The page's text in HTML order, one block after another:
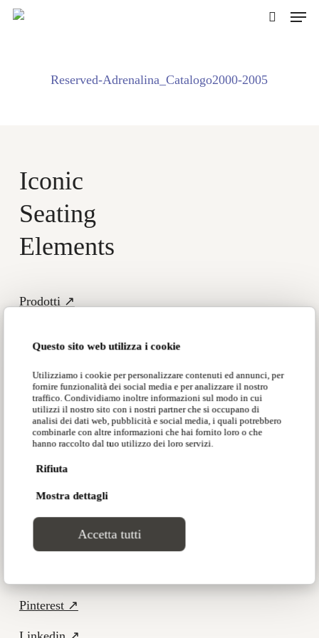
Questo sito web utilizza i cookie
Utilizziamo i cookie per personalizzare contenuti ed annunci, per
fornire funzionalità dei social media e per analizzare il nostro
traffico. Condividiamo inoltre informazioni sul modo in cui
utilizzi il nostro sito con i nostri partner che si occupano di
analisi dei dati web, pubblicità e social media, i quali potrebbero
combinarle con altre informazioni che hai fornito loro o che
hanno raccolto dal tuo utilizzo dei loro servizi.
Rifiuta
Mostra dettagli
Accetta tutti
Skip
Menu
Reserved-Adrenalina_Catalogo2000-2005
Iconic
Seating
Elements
Prodotti ↗
Designer ↗
Facebook ↗
Instagram ↗
Pinterest ↗